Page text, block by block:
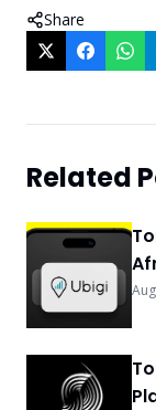
Share
Related